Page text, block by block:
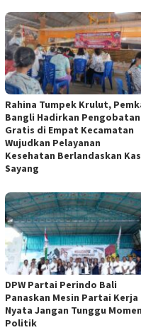
Rahina Tumpek Krulut,
Bangli Hadirkan Pengobatan
Gratis di Empat Kecamatan
Wujudkan Pelayanan
Kesehatan Berlandaskan
Sayang
DPW Partai Perindo Bali
Panaskan Mesin Partai Kerja
Nyata Jangan Tunggu Momen
Politik